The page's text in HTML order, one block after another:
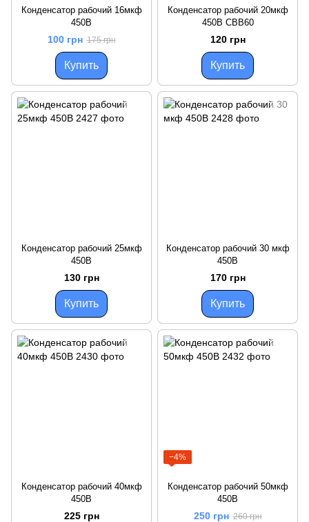
Конденсатор рабочий 16мкф
450В
100 грн 175 грн
Купить
Конденсатор рабочий 20мкф
450В СВВ60
120 грн
Купить
Конденсатор рабочий 25мкф
450В
130 грн
Купить
Конденсатор рабочий 30 мкф
450В
170 грн
Купить
Конденсатор рабочий 40мкф
450В
225 грн
−4%
Конденсатор рабочий 50мкф
450В
250 грн 260 грн